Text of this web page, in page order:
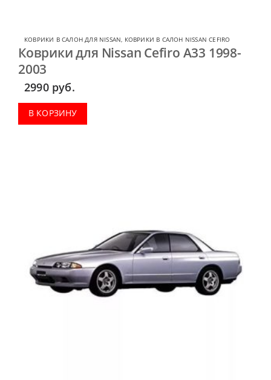
КОВРИКИ В САЛОН ДЛЯ NISSAN, КОВРИКИ В САЛОН NISSAN CEFIRO
Коврики для Nissan Cefiro A33 1998-
2003
2990 руб.
В КОРЗИНУ